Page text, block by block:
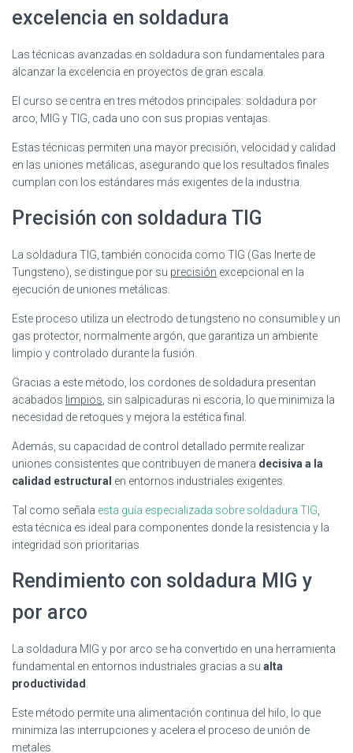
excelencia en soldadura
Las técnicas avanzadas en soldadura son fundamentales para
alcanzar la excelencia en proyectos de gran escala.
El curso se centra en tres métodos principales: soldadura por
arco, MIG y TIG, cada uno con sus propias ventajas.
Estas técnicas permiten una mayor precisión, velocidad y calidad
en las uniones metálicas, asegurando que los resultados finales
cumplan con los estándares más exigentes de la industria.
Precisión con soldadura TIG
La soldadura TIG, también conocida como TIG (Gas Inerte de
Tungsteno), se distingue por su precisión excepcional en la
ejecución de uniones metálicas.
Este proceso utiliza un electrodo de tungsteno no consumible y un
gas protector, normalmente argón, que garantiza un ambiente
limpio y controlado durante la fusión.
Gracias a este método, los cordones de soldadura presentan
acabados limpios , sin salpicaduras ni escoria, lo que minimiza la
necesidad de retoques y mejora la estética final.
Además, su capacidad de control detallado permite realizar
uniones consistentes que contribuyen de manera decisiva a la
calidad estructural en entornos industriales exigentes.
Tal como señala esta guía especializada sobre soldadura TIG
esta técnica es ideal para componentes donde la resistencia y la
integridad son prioritarias.
Rendimiento con soldadura MIG y
por arco
La soldadura MIG y por arco se ha convertido en una herramienta
fundamental en entornos industriales gracias a su alta
productividad
Este método permite una alimentación continua del hilo, lo que
minimiza las interrupciones y acelera el proceso de unión de
metales.